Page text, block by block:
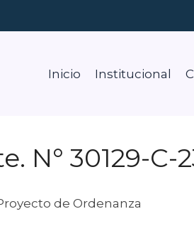
Inicio Institucional
N° 30129-C-
de Ordenanza